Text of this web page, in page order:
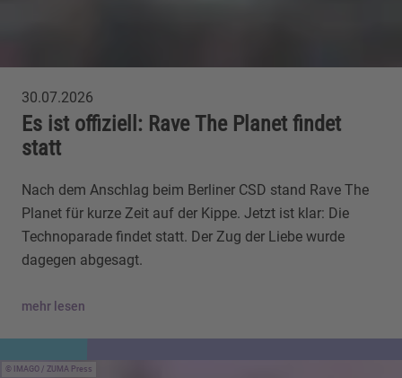
30.07.2026
Es ist offiziell: Rave The Planet findet
statt
Nach dem Anschlag beim Berliner CSD stand Rave The
Planet für kurze Zeit auf der Kippe. Jetzt ist klar: Die
Technoparade findet statt. Der Zug der Liebe wurde
dagegen abgesagt.
mehr lesen
IMAGO / ZUMA Press